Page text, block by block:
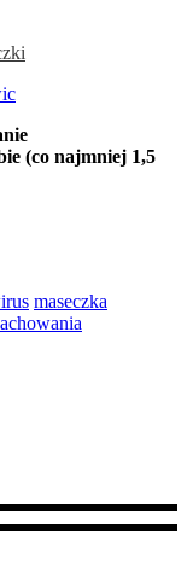
(co najmniej 1,5
maseczka